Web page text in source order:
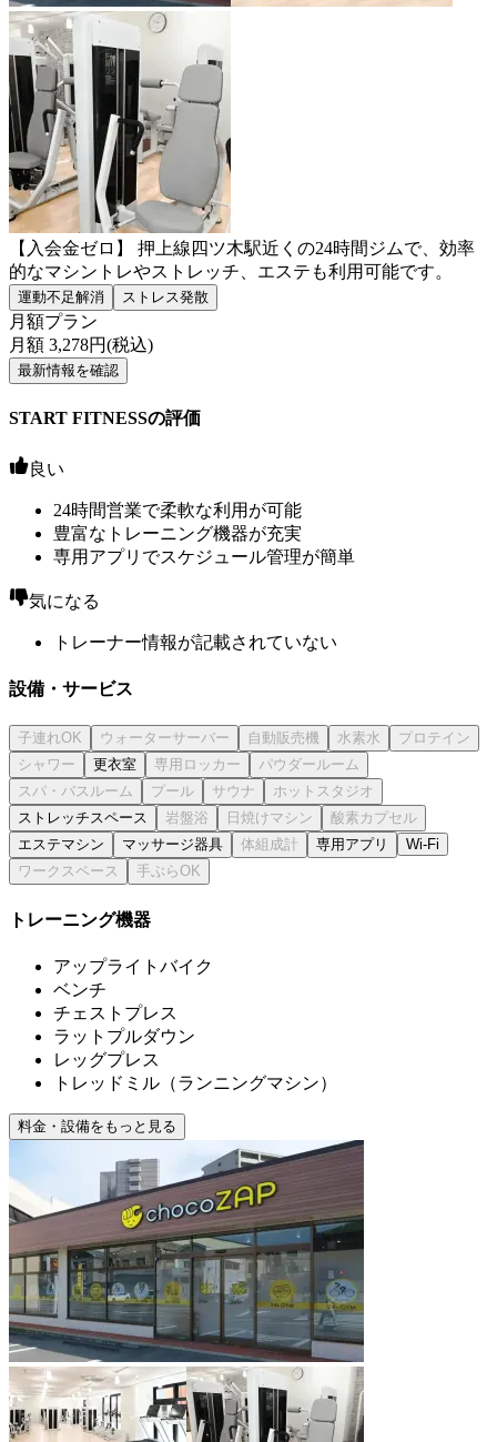
【入会金ゼロ】 押上線四ツ木駅近くの24時間ジムで、効率
的なマシントレやストレッチ、エステも利用可能です。
運動不足解消 ストレス発散
月額プラン
月額 3,278円(税込)
最新情報を確認
START FITNESSの評価
良い
24時間営業で柔軟な利用が可能
豊富なトレーニング機器が充実
専用アプリでスケジュール管理が簡単
気になる
トレーナー情報が記載されていない
設備・サービス
更衣室
ストレッチスペース
エステマシン
マッサージ器具 専用アプリ Wi-Fi
トレーニング機器
アップライトバイク
ベンチ
チェストプレス
ラットプルダウン
レッグプレス
トレッドミル（ランニングマシン）
料金・設備をもっと見る